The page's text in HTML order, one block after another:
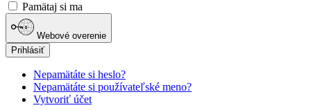
Pamätaj si ma
Webové overenie
Prihlásiť
Nepamätáte si heslo?
Nepamätáte si používateľské meno?
Vytvoriť účet